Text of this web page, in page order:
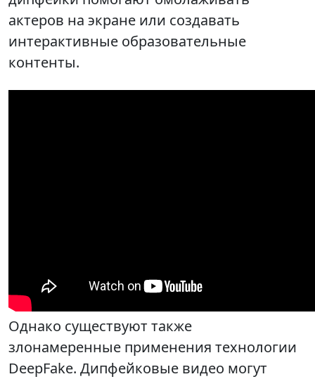
актеров на экране или создавать
интерактивные образовательные
контенты.
Однако существуют также
злонамеренные применения технологии
DeepFake. Дипфейковые видео могут